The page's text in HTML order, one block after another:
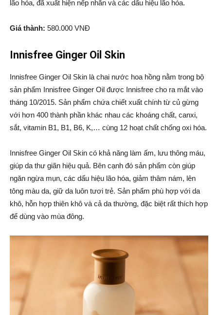
lão hóa, đã xuất hiện nếp nhăn và các dấu hiệu lão hóa.
Giá thành: 580.000 VNĐ
Innisfree Ginger Oil Skin
Innisfree Ginger Oil Skin là chai nước hoa hồng nằm trong bộ
sản phẩm Innisfree Ginger Oil được Innisfree cho ra mắt vào
tháng 10/2015. Sản phẩm chứa chiết xuất chính từ củ gừng
với hơn 400 thành phần khác nhau các khoáng chất, canxi,
sắt, vitamin B1, B1, B6, K,… cùng 12 hoạt chất chống oxi hóa.
Innisfree Ginger Oil Skin có khả năng làm ấm, lưu thông máu,
giúp da thư giãn hiệu quả. Bên cạnh đó sản phẩm còn giúp
ngăn ngừa mụn, các dấu hiệu lão hóa, giảm thâm nám, lên
tông màu da, giữ da luôn tươi trẻ. Sản phẩm phù hợp với da
khô, hỗn hợp thiên khô và cả da thường, đặc biệt rất thích hợp
để dùng vào mùa đông.